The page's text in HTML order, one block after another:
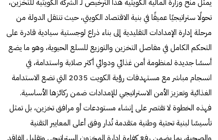
تحولًا ستراتيجيًا عميقًا في بنية الاقتصاد الكويتي، حيث تنتقل الدولة من
مرحلة إدارة الإمدادات التقليدية إلى بناء ذراع لوجستية سيادية قادرة على
التحكم الكامل في مفاصل التخزين والتوزيع للسلع الحيوية، وهو ما يضع
أسسًا جديدة لمنظومة أمن غذائي ودوائي أكثر صلابة واستدامة، في
انسجام مباشر مع مستهدفات رؤية الكويت 2035 التي تضع الاستدامة
الغذائية وتعزيز الأمن الاستراتيجي للإمدادات ضمن ركائزها الأساسية.
فهذه الخطوة لا تقتصر على إنشاء مستودعات أو مرافق تخزين، بل تمثل
تأسيسًا لبنية تحتية وطنية متقدمة تُدار وفق أعلى المعايير التقنية